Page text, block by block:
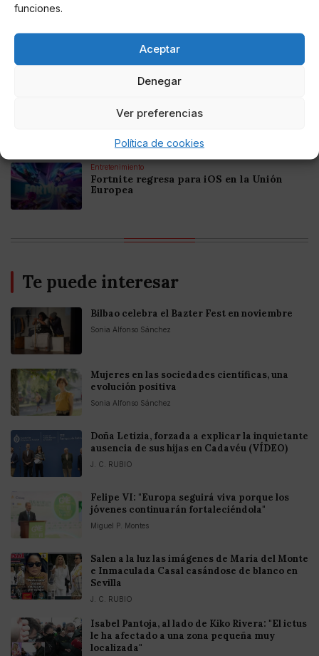
funciones.
Aceptar
Denegar
Ver preferencias
Política de cookies
Mejores Casinos Online con Bitcoin y
Mejores casinos online con
Entretenimiento
Fortnite regresa para iOS en la Unión
Europea
Te puede interesar
Bilbao celebra el Bazter Fest en noviembre
Sonia Alfonso Sánchez
Mujeres en las sociedades científicas, una
evolución positiva
Sonia Alfonso Sánchez
Doña Letizia, forzada a explicar la inquietante
ausencia de sus hijas en Cadavéu (VÍDEO)
J. C. RUBIO
Felipe VI: "Europa seguirá viva porque los
jóvenes continuarán fortaleciéndola"
Miguel P. Montes
Salen a la luz las imágenes de María del Monte
e Inmaculada Casal casándose de blanco en
Sevilla
J. C. RUBIO
Isabel Pantoja, al lado de Kiko Rivera: "El ictus
le ha afectado a una zona pequeña muy
localizada"